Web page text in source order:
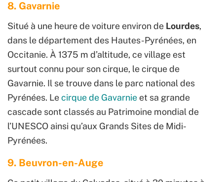
8. Gavarnie
Situé à une heure de voiture environ de Lourdes,
dans le département des Hautes-Pyrénées, en
Occitanie. À 1375 m d’altitude, ce village est
surtout connu pour son cirque, le cirque de
Gavarnie. Il se trouve dans le parc national des
Pyrénées. Lecirque de Gavarnie et sa grande
cascade sont classés au Patrimoine mondial de
l’UNESCO ainsi qu’aux Grands Sites de Midi-
Pyrénées.
9. Beuvron-en-Auge